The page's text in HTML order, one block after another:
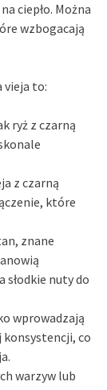
ciepło. Można
wzbogacają
vieja to:
ryż z czarną
z czarną
które
znane
słodkie nuty do
wprowadzają
konsystencji, co
warzyw lub